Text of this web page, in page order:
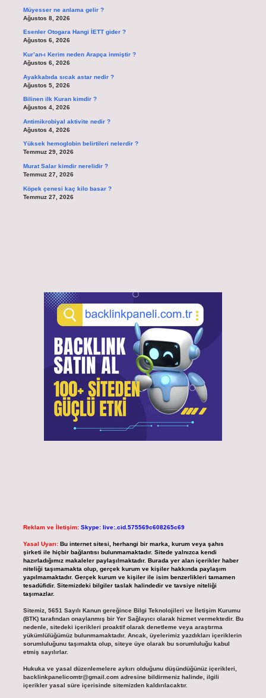
Müyesser ne anlama gelir ?
Ağustos 8, 2026
Esenler Otogara Hangi İETT gider ?
Ağustos 6, 2026
Kur’an-ı Kerim neden Arapça inmiştir ?
Ağustos 6, 2026
Ayakkabıda sıcak astar nedir ?
Ağustos 5, 2026
Bilinen ilk Kuran kimdir ?
Ağustos 4, 2026
Antimikrobiyal aktivite nedir ?
Ağustos 4, 2026
Yüksek hemoglobin belirtileri nelerdir ?
Temmuz 29, 2026
Murat Salar kimdir nerelidir ?
Temmuz 27, 2026
Köpek çenesi kaç kilo basar ?
Temmuz 27, 2026
Reklam ve İletişim: Skype: live:.cid.575569c608265c69
Yasal Uyarı: Bu internet sitesi, herhangi bir marka, kurum veya şahıs
şirketi ile hiçbir bağlantısı bulunmamaktadır. Sitede yalnızca kendi
hazırladığımız makaleler paylaşılmaktadır. Burada yer alan içerikler haber
niteliği taşımamakta olup, gerçek kurum ve kişiler hakkında paylaşım
yapılmamaktadır. Gerçek kurum ve kişiler ile isim benzerlikleri tamamen
tesadüfidir. Sitemizdeki bilgiler taslak halindedir ve tavsiye niteliği
taşımazlar.
Sitemiz, 5651 Sayılı Kanun gereğince Bilgi Teknolojileri ve İletişim Kurumu
(BTK) tarafından onaylanmış bir Yer Sağlayıcı olarak hizmet vermektedir. Bu
nedenle, sitedeki içerikleri proaktif olarak denetleme veya araştırma
yükümlülüğümüz bulunmamaktadır. Ancak, üyelerimiz yazdıkları içeriklerin
sorumluluğunu taşımakta olup, siteye üye olarak bu sorumluluğu kabul
etmiş sayılırlar.
Hukuka ve yasal düzenlemelere aykırı olduğunu düşündüğünüz içerikleri,
backlinkpanelicomtr@gmail.comadresine bildirmeniz halinde, ilgili
içerikler yasal süre içerisinde sitemizden kaldırılacaktır.